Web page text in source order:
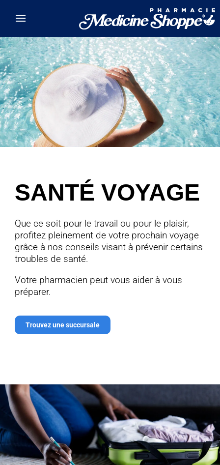
SANTÉ VOYAGE
Que ce soit pour le travail ou pour le plaisir,
profitez pleinement de votre prochain voyage
grâce à nos conseils visant à prévenir certains
troubles de santé.
Votre pharmacien peut vous aider à vous
préparer.
Trouvez une succursale